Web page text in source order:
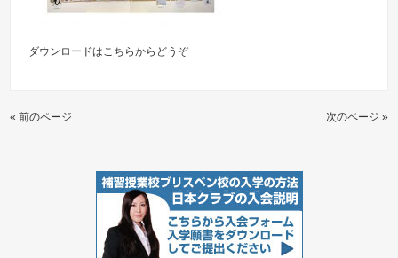
ダウンロードはこちらからどうぞ
« 前のページ 次のページ »